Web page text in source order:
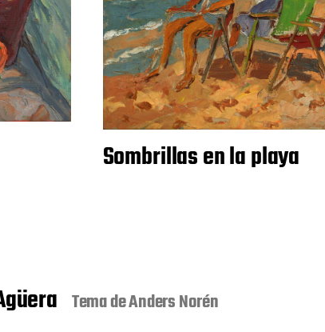
Sombrillas en la playa
Tema deAnders Norén